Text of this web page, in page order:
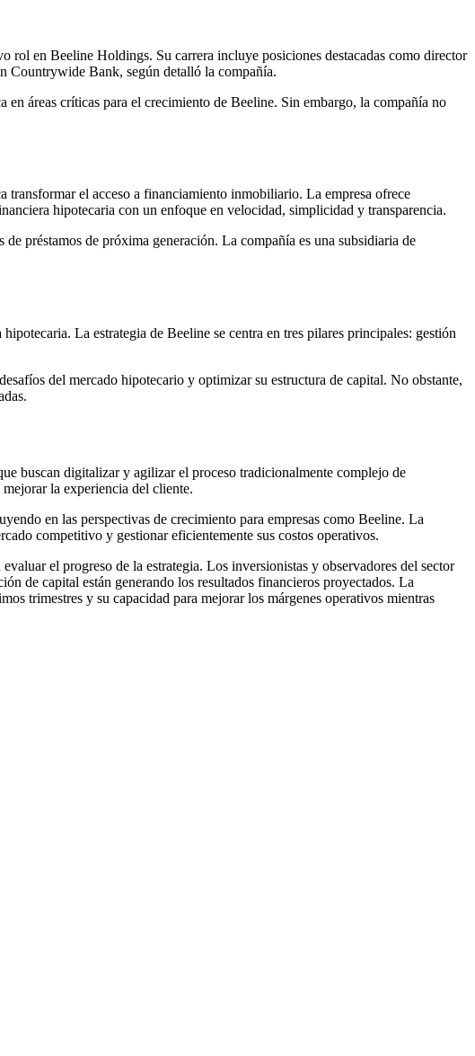
rol en Beeline Holdings. Su carrera incluye posiciones destacadas como director
Countrywide Bank, según detalló la compañía.
áreas críticas para el crecimiento de Beeline. Sin embargo, la compañía no
el acceso a financiamiento inmobiliario. La empresa ofrece
hipotecaria con un enfoque en velocidad, simplicidad y transparencia.
préstamos de próxima generación. La compañía es una subsidiaria de
La estrategia de Beeline se centra en tres pilares principales: gestión
del mercado hipotecario y optimizar su estructura de capital. No obstante,
buscan digitalizar y agilizar el proceso tradicionalmente complejo de
la experiencia del cliente.
en las perspectivas de crecimiento para empresas como Beeline. La
competitivo y gestionar eficientemente sus costos operativos.
el progreso de la estrategia. Los inversionistas y observadores del sector
de capital están generando los resultados financieros proyectados. La
trimestres y su capacidad para mejorar los márgenes operativos mientras